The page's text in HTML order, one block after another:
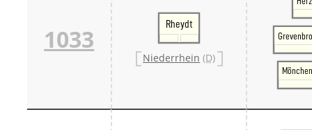
1033
Rheydt
Niederrhein (D)